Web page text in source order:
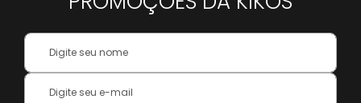
Your
Name:
Inscreva-